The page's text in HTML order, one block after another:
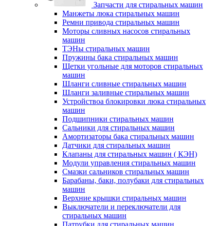
Запчасти для стиральных машин
Манжеты люка стиральных машин
Ремни привода стиральных машин
Моторы сливных насосов стиральных
машин
ТЭНы стиральных машин
Пружины бака стиральных машин
Щетки угольные для моторов стиральных
машин
Шланги сливные стиральных машин
Шланги заливные стиральных машин
Устройствоа блокировки люка стиральных
машин
Подшипники стиральных машин
Сальники для стиральных машин
Амортизаторы бака стиральных машин
Датчики для стиральных машин
Клапаны для стиральных машин ( КЭН)
Модули управления стиральных машин
Смазки сальников стиральных машин
Барабаны, баки, полубаки для стиральных
машин
Верхние крышки стиральных машин
Выключатели и переключатели для
стиральных машин
Патрубки для стиральных машин